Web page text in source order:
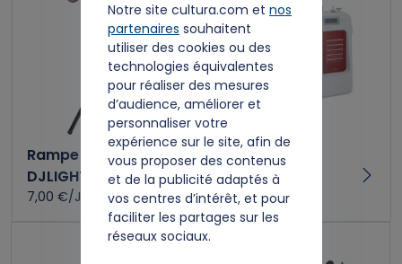
Notre site cultura.com et nos
partenaires souhaitent
utiliser des cookies ou des
technologies équivalentes
pour réaliser des mesures
d’audience, améliorer et
personnaliser votre
expérience sur le site, afin de
vous proposer des contenus
et de la publicité adaptés à
vos centres d’intérêt, et pour
faciliter les partages sur les
réseaux sociaux.
Rampe de lumière
DJLIGHT85 LED
7,00 €/Jour
Kit Machine à
coudre CS10s
7,00 €/Jour